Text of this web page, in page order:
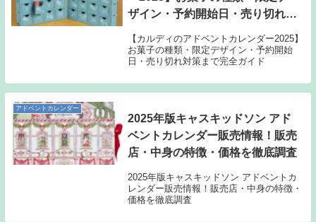
ザイン・予約開始日・売り切れ対
【カルディのアドベントカレンダー2025】
お菓子の種類・限定デザイン・予約開始
日・売り切れ対策まで完全ガイド
アドベントカレンダー
2025年版キャスキッドソン アド
ベントカレンダー販売情報！販売
店・中身の特徴・価格を徹底調査
2025年版キャスキッドソン アドベントカ
レンダー販売情報！販売店・中身の特徴・
価格を徹底調査